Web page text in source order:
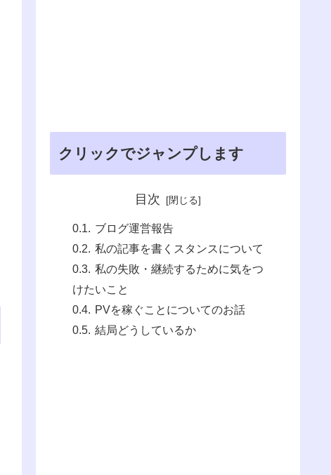
クリックでジャンプします
目次
ブログ運営報告
私の記事を書くスタンスについて
私の失敗・継続するために気をつ
けたいこと
PVを稼ぐことについてのお話
結局どうしているか